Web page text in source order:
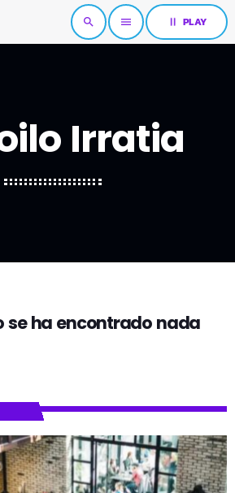
search menu pause PLAY
Irratia
se ha encontrado nada